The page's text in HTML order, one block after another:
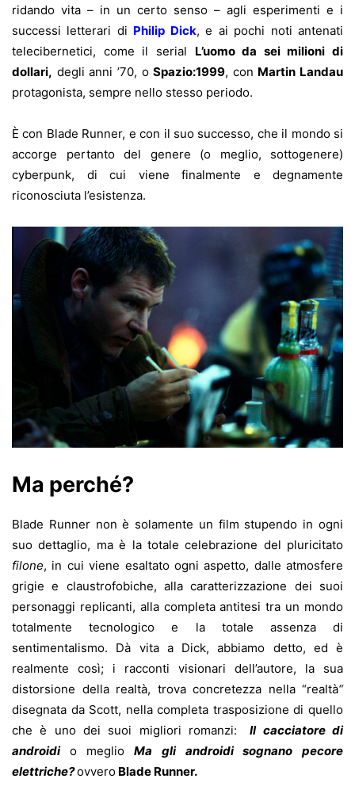
ridando vita – in un certo senso – agli esperimenti e i
successi letterari di Philip Dick, e ai pochi noti antenati
telecibernetici, come il serial L’uomo da sei milioni di
dollari, degli anni ’70, oSpazio:1999, con Martin Landau
protagonista, sempre nello stesso periodo.
È con Blade Runner, e con il suo successo, che il mondo si
accorge pertanto del genere (o meglio, sottogenere)
cyberpunk, di cui viene finalmente e degnamente
riconosciuta l’esistenza.
Ma perché?
Blade Runner non è solamente un film stupendo in ogni
suo dettaglio, ma è la totale celebrazione del pluricitato
filone, in cui viene esaltato ogni aspetto, dalle atmosfere
grigie e claustrofobiche, alla caratterizzazione dei suoi
personaggi replicanti, alla completa antitesi tra un mondo
totalmente tecnologico e la totale assenza di
sentimentalismo. Dà vita a Dick, abbiamo detto, ed è
realmente così; i racconti visionari dell’autore, la sua
distorsione della realtà, trova concretezza nella “realtà“
disegnata da Scott, nella completa trasposizione di quello
che è uno dei suoi migliori romanzi:
Il cacciatore di
androidi
o meglio Ma gli androidi sognano pecore
elettriche?ovvero Blade Runner.